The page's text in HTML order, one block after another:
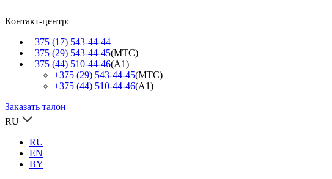
Контакт-центр:
+375 (17) 543-44-44
+375 (29) 543-44-45(МТС)
+375 (44) 510-44-46(А1)
+375 (29) 543-44-45(МТС)
+375 (44) 510-44-46(А1)
Заказать талон
RU
RU
EN
BY